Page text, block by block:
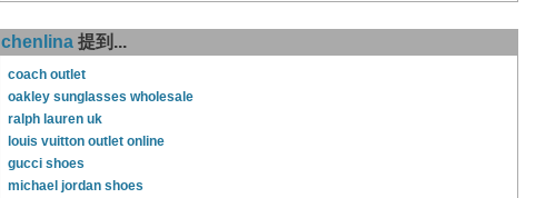
chenlina提到...
coach outlet
oakley sunglasses wholesale
ralph lauren uk
louis vuitton outlet online
gucci shoes
michael jordan shoes